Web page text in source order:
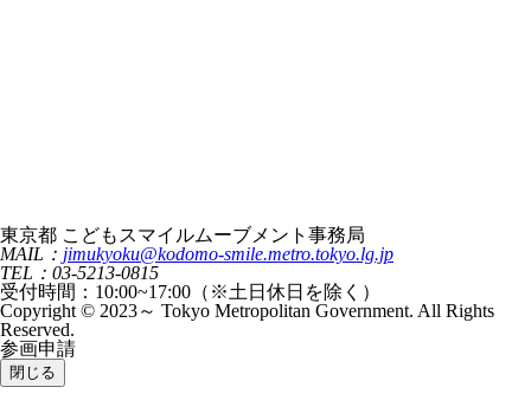
東京都 こどもスマイルムーブメント事務局
MAIL： jimukyoku@kodomo-smile.metro.tokyo.lg.jp
TEL：03-5213-0815
受付時間：10:00~17:00（※土日休日を除く）
Copyright © 2023～ Tokyo Metropolitan Government. All Rights
Reserved.
参画申請
閉じる